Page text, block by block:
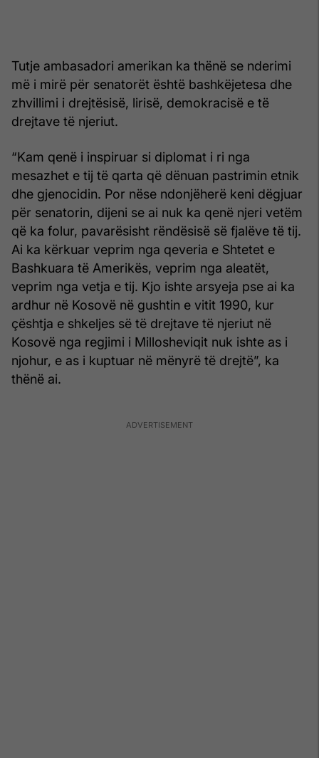
Tutje ambasadori amerikan ka thënë se nderimi
më i mirë për senatorët është bashkëjetesa dhe
zhvillimi i drejtësisë, lirisë, demokracisë e të
drejtave të njeriut.
“Kam qenë i inspiruar si diplomat i ri nga
mesazhet e tij të qarta që dënuan pastrimin etnik
dhe gjenocidin. Por nëse ndonjëherë keni dëgjuar
për senatorin, dijeni se ai nuk ka qenë njeri vetëm
që ka folur, pavarësisht rëndësisë së fjalëve të tij.
Ai ka kërkuar veprim nga qeveria e Shtetet e
Bashkuara të Amerikës, veprim nga aleatët,
veprim nga vetja e tij. Kjo ishte arsyeja pse ai ka
ardhur në Kosovë në gushtin e vitit 1990, kur
çështja e shkeljes së të drejtave të njeriut në
Kosovë nga regjimi i Millosheviqit nuk ishte as i
njohur, e as i kuptuar në mënyrë të drejtë”, ka
thënë ai.